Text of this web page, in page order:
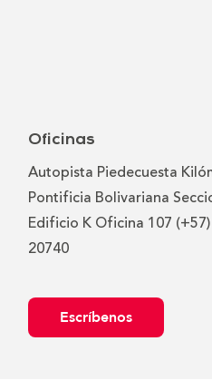
Oficinas
Autopista Piedecuesta
Pontificia Bolivariana
Edificio K Oficina 107
20740
Escríbenos